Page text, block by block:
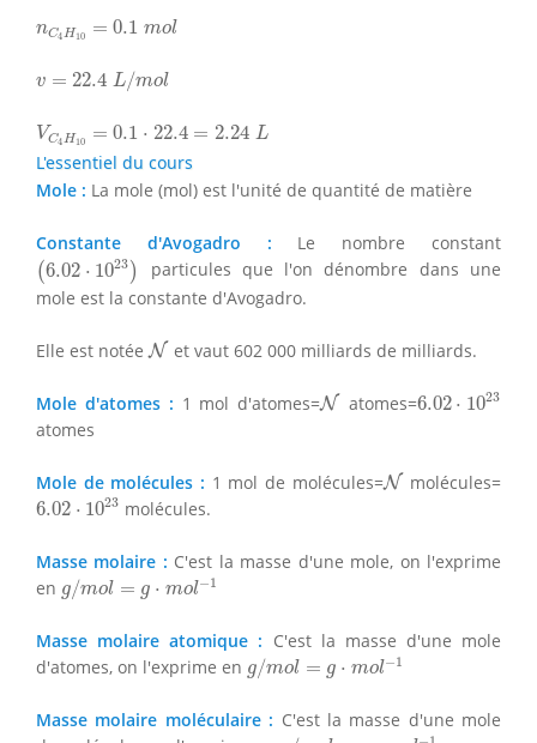
nC4H10 = 0.1 mol
n = 0.1mo
v = 22.4 L/mol
v 22.4 L /mol
VC4H10 = 0.1 ⋅ 22.4 = 2.24 L
VC = 0.1 ⋅22.4 2.24 L
L'essentiel du cours
Mole : La mole (mol) est l'unité de quantité de matière
Constante d'Avogadro : Le nombre constant
(6.02 ⋅ 1023 )
(6.02⋅1023
particules que l'on dénombre dans une
mole est la constante d'Avogadro.
Elle est notée N
N et vaut 602 000 milliards de milliards.
Mole d'atomes : 1 mol d'atomes=N
N atomes=6.02 ⋅ 1023
6.02 1023
atomes
Mole de molécules : 1 mol de molécules=N
N molécules=
6.02 ⋅ 1023
6.02 1023molécules.
Masse molaire : C'est la masse d'une mole, on l'exprime
en g/mol = g ⋅ mol−1
g/mol=g⋅ m o l−1
Masse molaire atomique : C'est la masse d'une mole
d'atomes, on l'exprime en g/mol = g ⋅ mol−1
/m ol= g⋅mol−1
Masse molaire moléculaire : C'est la masse d'une mole
g/mol= g⋅mol 1